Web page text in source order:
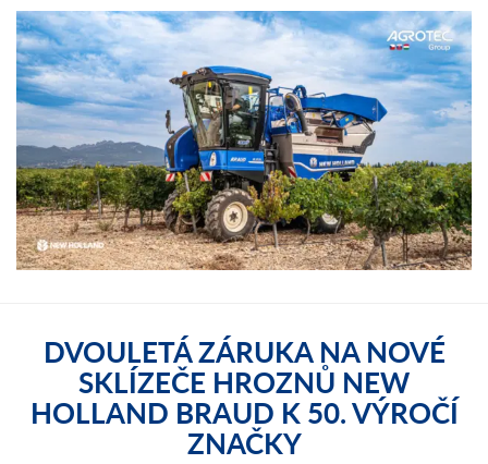
DVOULETÁ ZÁRUKA NA NOVÉ
SKLÍZEČE HROZNŮ NEW
HOLLAND BRAUD K 50. VÝROČÍ
ZNAČKY